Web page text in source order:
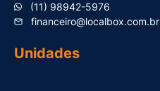
(11) 98942-5976
financeiro@localbox.com.br
Unidades